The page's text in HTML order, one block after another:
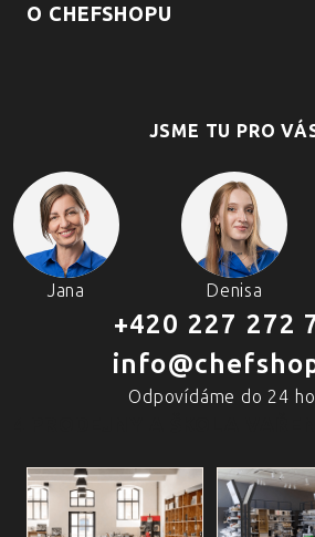
O CHEFSHOPU
JSME TU PRO
Jana Denisa
+420 227 272
Odpovídáme do 24